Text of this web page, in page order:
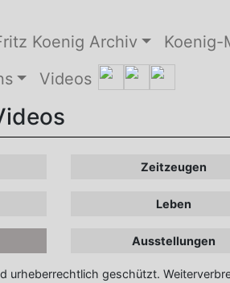
Koenig Archiv Koenig-
Videos
Zeitzeugen
Leben
Ausstellungen
urheberrechtlich geschützt.